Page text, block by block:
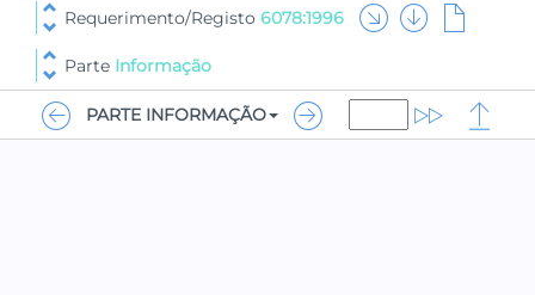
Requerimento/Registo 6078:1996
Parte Informação
PARTE INFORMAÇÃO